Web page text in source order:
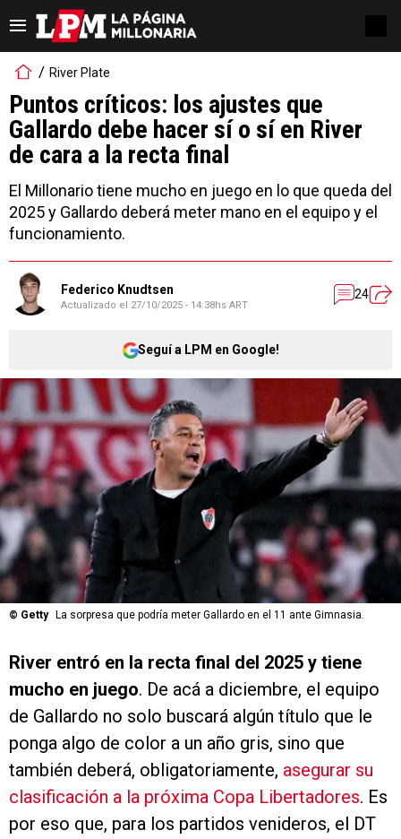
River Plate
Puntos críticos: los ajustes que
Gallardo debe hacer sí o sí en River
de cara a la recta final
El Millonario tiene mucho en juego en lo que queda del
2025 y Gallardo deberá meter mano en el equipo y el
funcionamiento.
Federico Knudtsen
Actualizado el 27/10/2025 - 14:38hs ART
24
Seguí a LPM en Google!
© Getty La sorpresa que podría meter Gallardo en el 11 ante Gimnasia.
River entró en la recta final del 2025 y tiene
mucho en juego. De acá a diciembre, el equipo
de Gallardo no solo buscará algún título que le
ponga algo de color a un año gris, sino que
también deberá, obligatoriamente, asegurar su
clasificación a la próxima Copa Libertadores. Es
por eso que, para los partidos venideros, el DT